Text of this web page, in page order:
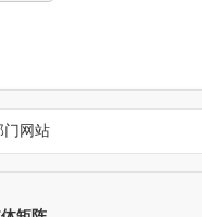
门网站